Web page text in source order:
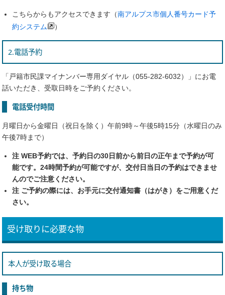
こちらからもアクセスできます（南アルプス市個人番号カード予
約システム
）
2.電話予約
「戸籍市民課マイナンバー専用ダイヤル（055-282-6032）」にお電
話いただき、受取日時をご予約ください。
電話受付時間
月曜日から金曜日（祝日を除く）午前9時～午後5時15分（水曜日のみ
午後7時まで）
注 WEB予約では、予約日の30日前から前日の正午まで予約が可
能です。24時間予約が可能ですが、交付日当日の予約はできませ
んのでご注意ください。
注 ご予約の際には、お手元に交付通知書（はがき）をご用意くだ
さい。
受け取りに必要な物
本人が受け取る場合
持ち物